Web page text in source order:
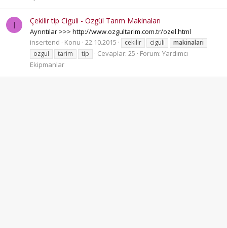
I Çekilir tip Ciguli - Özgül Tarım Makinaları
Ayrıntılar >>> http://www.ozgultarim.com.tr/ozel.html
insertend
Konu 22.10.2015 cekilir ciguli
makinalari
ozgul
tarim tip Cevaplar: 25 Forum: Yardımcı
Ekipmanlar